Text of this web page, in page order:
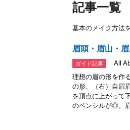
記事一覧
基本のメイク方法
眉頭・眉山・
ガイド記事
All
理想の眉の形を作
の形、（右）自眉
を頂点に上がって
のペンシルが◎。